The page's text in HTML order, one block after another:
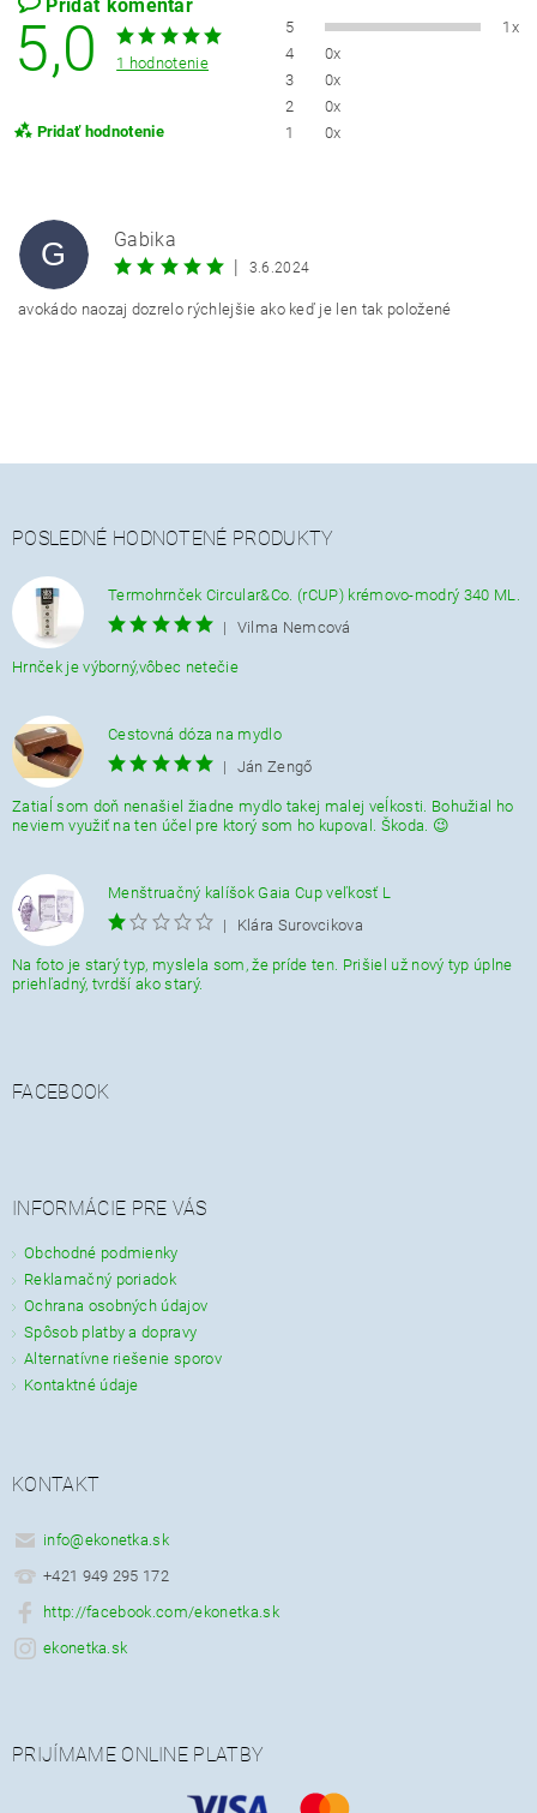
Pridať komentár
5,0 1 hodnotenie
Pridať hodnotenie
5
1x
4
0x
3
0x
2
0x
1
0x
G
Gabika
|
3.6.2024
avokádo naozaj dozrelo rýchlejšie ako keď je len tak položené
POSLEDNÉ HODNOTENÉ PRODUKTY
Termohrnček Circular&Co. (rCUP) krémovo-modrý 340 ML.
|
Vilma Nemcová
Hrnček je výborný,vôbec netečie
Cestovná dóza na mydlo
|
Ján Zengő
Zatiaĺ som doň nenašiel žiadne mydlo takej malej veĺkosti. Bohužial ho
neviem využiť na ten účel pre ktorý som ho kupoval. Škoda. 😉
Menštruačný kalíšok Gaia Cup veľkosť L
|
Klára Surovcikova
Na foto je starý typ, myslela som, že príde ten. Prišiel už nový typ úplne
priehľadný, tvrdší ako starý.
FACEBOOK
INFORMÁCIE PRE VÁS
Obchodné podmienky
Reklamačný poriadok
Ochrana osobných údajov
Spôsob platby a dopravy
Alternatívne riešenie sporov
Kontaktné údaje
KONTAKT
info@ekonetka.sk
+421 949 295 172
http://facebook.com/ekonetka.sk
ekonetka.sk
PRIJÍMAME ONLINE PLATBY